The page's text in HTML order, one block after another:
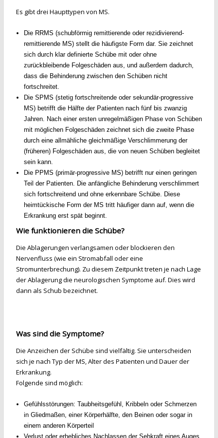
Es gibt drei Haupttypen von MS.
Die RRMS (schubförmig remittierende oder rezidivierend-
remittierende MS) stellt die häufigste Form dar. Sie zeichnet
sich durch klar definierte Schübe mit oder ohne
zurückbleibende Folgeschäden aus, und außerdem dadurch,
dass die Behinderung zwischen den Schüben nicht
fortschreitet.
Die SPMS (stetig fortschreitende oder sekundär-progressive
MS) betrifft die Hälfte der Patienten nach fünf bis zwanzig
Jahren. Nach einer ersten unregelmäßigen Phase von Schüben
mit möglichen Folgeschäden zeichnet sich die zweite Phase
durch eine allmähliche gleichmäßige Verschlimmerung der
(früheren) Folgeschäden aus, die von neuen Schüben begleitet
sein kann.
Die PPMS (primär-progressive MS) betrifft nur einen geringen
Teil der Patienten. Die anfängliche Behinderung verschlimmert
sich fortschreitend und ohne erkennbare Schübe. Diese
heimtückische Form der MS tritt häufiger dann auf, wenn die
Erkrankung erst spät beginnt.
Wie funktionieren die Schübe?
Die Ablagerungen verlangsamen oder blockieren den
Nervenfluss (wie ein Stromabfall oder eine
Stromunterbrechung). Zu diesem Zeitpunkt treten je nach Lage
der Ablagerung die neurologischen Symptome auf. Dies wird
dann als Schub bezeichnet.
Was sind die Symptome?
Die Anzeichen der Schübe sind vielfältig. Sie unterscheiden
sich je nach Typ der MS, Alter des Patienten und Dauer der
Erkrankung.
Folgende sind möglich:
Gefühlsstörungen: Taubheitsgefühl, Kribbeln oder Schmerzen
in Gliedmaßen, einer Körperhälfte, den Beinen oder sogar in
einem anderen Körperteil
Verlust oder erhebliches Nachlassen der Sehkraft eines Auges